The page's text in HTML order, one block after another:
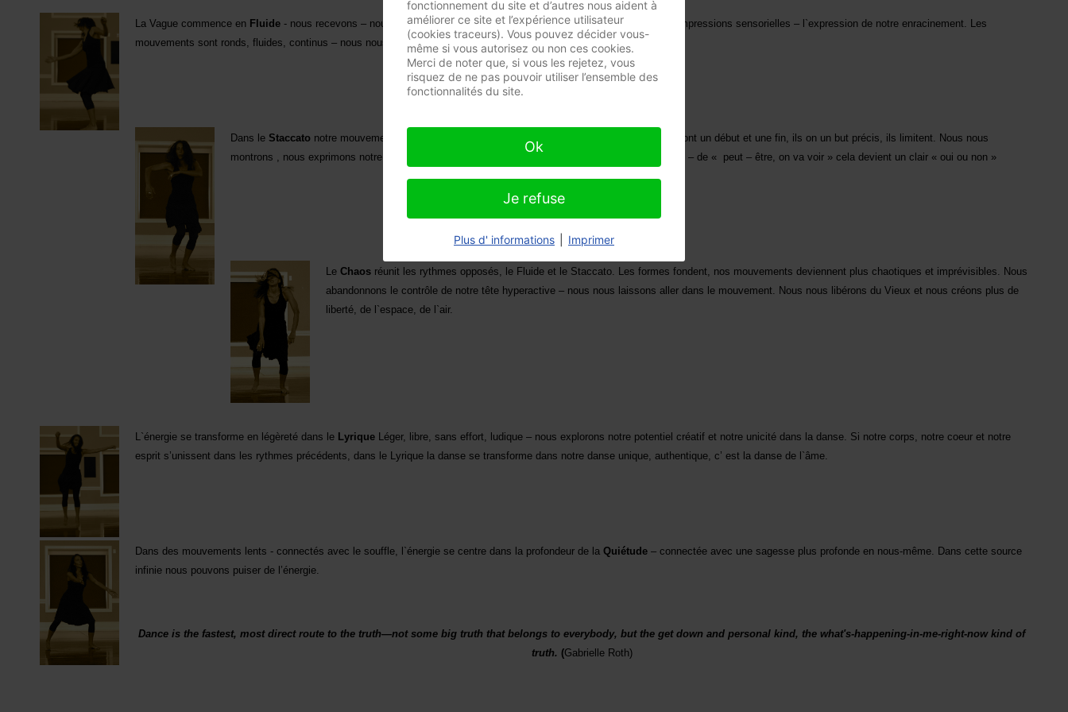
La Vague commence en Fluide - nous recevons – nous sentons, nous absorbons par le corps – nos sentiments, nos impressions sensorielles – l`expression de notre enracinement. Les
mouvements sont ronds, fluides, continus – nous nous connectons en mouvement avec la fluidité de notre énergie.
Dans le Staccato notre mouvement s`adapte au rythme pulsatif. Les gestes ont plus de clarté, ils ont un début et une fin, ils on un but précis, ils limitent. Nous nous
montrons , nous exprimons notre point de vue. Nous prenons des décisions de plus en plus claires – de « peut – être, on va voir » cela devient un clair « oui ou non »
Le Chaos réunit les rythmes opposés, le Fluide et le Staccato. Les formes fondent, nos mouvements deviennent plus chaotiques et imprévisibles. Nous
abandonnons le contrôle de notre tête hyperactive – nous nous laissons aller dans le mouvement. Nous nous libérons du Vieux et nous créons plus de
liberté, de l`espace, de l`air.
L`énergie se transforme en légèreté dans le Lyrique Léger, libre, sans effort, ludique – nous explorons notre potentiel créatif et notre unicité dans la danse. Si notre corps, notre coeur et notre
esprit s’unissent dans les rythmes précédents, dans le Lyrique la danse se transforme dans notre danse unique, authentique, c’ est la danse de l`âme.
Dans des mouvements lents - connectés avec le souffle, l`énergie se centre dans la profondeur de la Quiétude – connectée avec une sagesse plus profonde en nous-même. Dans cette source
infinie nous pouvons puiser de l’énergie.
Dance is the fastest, most direct route to the truth—not some big truth that belongs to everybody, but the get down and personal kind, the what's-happening-in-me-right-now kind of
truth. (Gabrielle Roth)
fonctionnement du site et d’autres nous aident à
améliorer ce site et l’expérience utilisateur
(cookies traceurs). Vous pouvez décider vous-
même si vous autorisez ou non ces cookies.
Merci de noter que, si vous les rejetez, vous
risquez de ne pas pouvoir utiliser l’ensemble des
fonctionnalités du site.
Ok
Je refuse
Plus d' informations Imprimer